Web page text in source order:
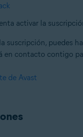
activar la
suscripción, puedes
en contacto contigo
de Avast